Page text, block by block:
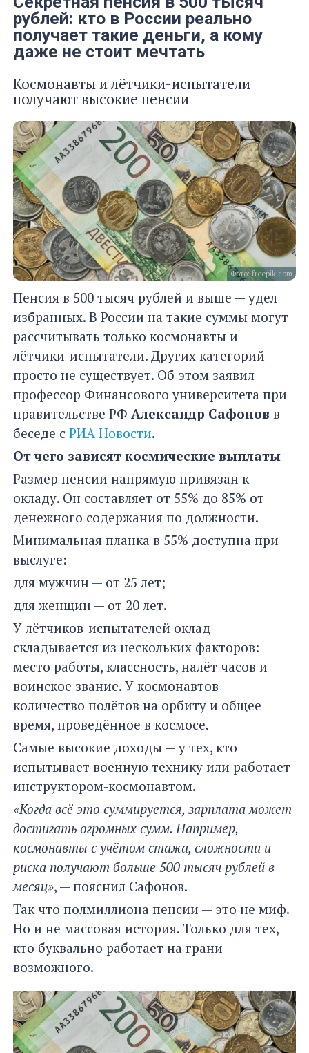
рублей: кто в России реально
получает такие деньги, а кому
даже не стоит мечтать
Космонавты и лётчики-испытатели
получают высокие пенсии
Фото: freepik.com
Пенсия в 500 тысяч рублей и выше — удел
избранных. В России на такие суммы могут
рассчитывать только космонавты и
лётчики-испытатели. Других категорий
просто не существует. Об этом заявил
профессор Финансового университета при
правительстве РФ Александр Сафонов в
беседе с РИА Новости.
От чего зависят космические выплаты
Размер пенсии напрямую привязан к
окладу. Он составляет от 55% до 85% от
денежного содержания по должности.
Минимальная планка в 55% доступна при
выслуге:
для мужчин — от 25 лет;
для женщин — от 20 лет.
У лётчиков-испытателей оклад
складывается из нескольких факторов:
место работы, классность, налёт часов и
воинское звание. У космонавтов —
количество полётов на орбиту и общее
время, проведённое в космосе.
Самые высокие доходы — у тех, кто
испытывает военную технику или работает
инструктором-космонавтом.
«Когда всё это суммируется, зарплата может
достигать огромных сумм. Например,
космонавты с учётом стажа, сложности и
риска получают больше 500 тысяч рублей в
месяц», — пояснил Сафонов.
Так что полмиллиона пенсии — это не миф.
Но и не массовая история. Только для тех,
кто буквально работает на грани
возможного.